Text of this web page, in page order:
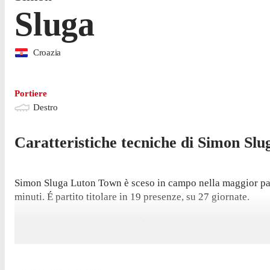
Sluga
Croazia
Portiere
Destro
Caratteristiche tecniche di Simon
Simon Sluga Luton Town è sceso in campo nella maggior
minuti. É partito titolare in 19 presenze, su 27 giornate.
Il portiere ha giocato la sua ultima partita il 27 novembre,